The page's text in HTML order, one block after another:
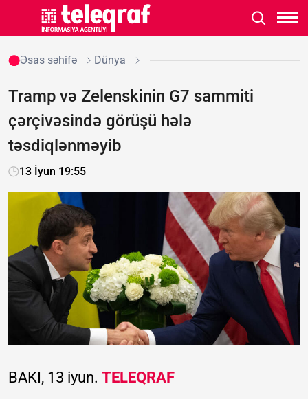
Əsas səhifə Dünya
Tramp və Zelenskinin G7 sammiti
çərçivəsində görüşü hələ
təsdiqlənməyib
13 İyun 19:55
BAKI, 13 iyun. TELEQRAF